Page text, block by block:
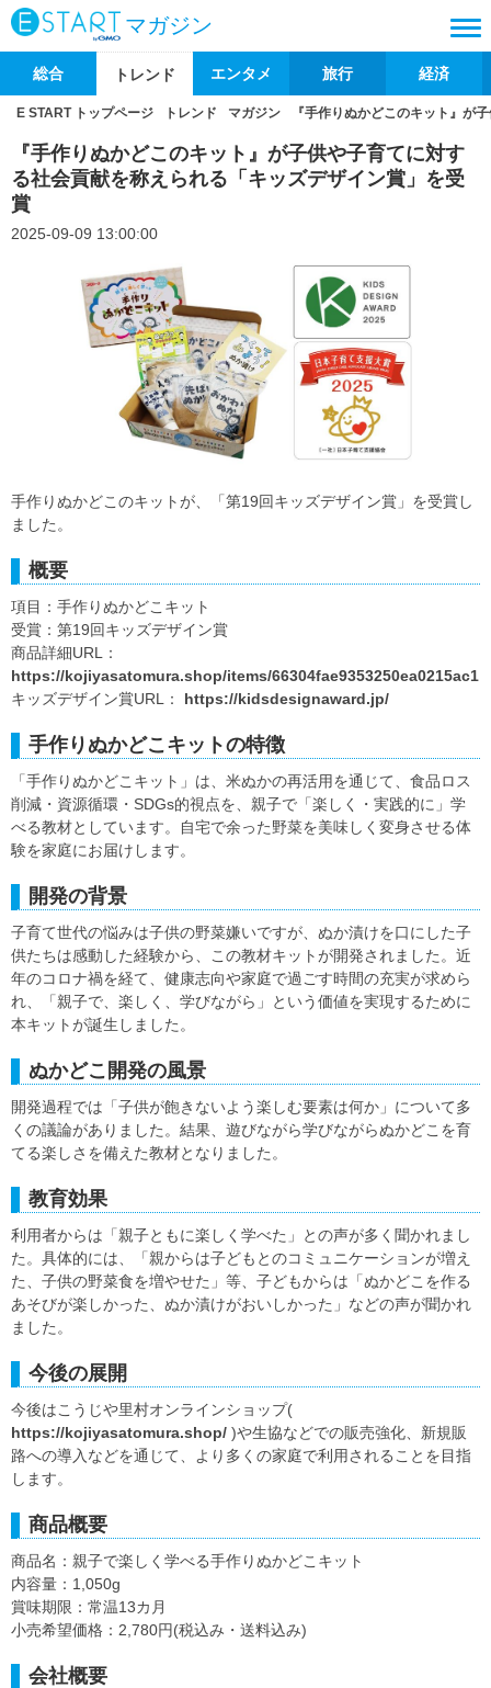
マガジン
総合 トレンド エンタメ 旅行 経済
E START トップページ トレンド マガジン 『手作りぬかどこのキット』が
『手作りぬかどこのキット』が子供や子育てに対す
る社会貢献を称えられる「キッズデザイン賞」を受
賞
2025-09-09 13:00:00
手作りぬかどこのキットが、「第19回キッズデザイン賞」を受賞し
ました。
概要
項目：手作りぬかどこキット
受賞：第19回キッズデザイン賞
商品詳細URL：
https://kojiyasatomura.shop/items/66304fae9353250ea0215ac1
キッズデザイン賞URL： https://kidsdesignaward.jp/
手作りぬかどこキットの特徴
「手作りぬかどこキット」は、米ぬかの再活用を通じて、食品ロス
削減・資源循環・SDGs的視点を、親子で「楽しく・実践的に」学
べる教材としています。自宅で余った野菜を美味しく変身させる体
験を家庭にお届けします。
開発の背景
子育て世代の悩みは子供の野菜嫌いですが、ぬか漬けを口にした子
供たちは感動した経験から、この教材キットが開発されました。近
年のコロナ禍を経て、健康志向や家庭で過ごす時間の充実が求めら
れ、「親子で、楽しく、学びながら」という価値を実現するために
本キットが誕生しました。
ぬかどこ開発の風景
開発過程では「子供が飽きないよう楽しむ要素は何か」について多
くの議論がありました。結果、遊びながら学びながらぬかどこを育
てる楽しさを備えた教材となりました。
教育効果
利用者からは「親子ともに楽しく学べた」との声が多く聞かれまし
た。具体的には、「親からは子どもとのコミュニケーションが増え
た、子供の野菜食を増やせた」等、子どもからは「ぬかどこを作る
あそびが楽しかった、ぬか漬けがおいしかった」などの声が聞かれ
ました。
今後の展開
今後はこうじや里村オンラインショップ(
https://kojiyasatomura.shop/ )や生協などでの販売強化、新規販
路への導入などを通じて、より多くの家庭で利用されることを目指
します。
商品概要
商品名：親子で楽しく学べる手作りぬかどこキット
内容量：1,050g
賞味期限：常温13カ月
小売希望価格：2,780円(税込み・送料込み)
会社概要